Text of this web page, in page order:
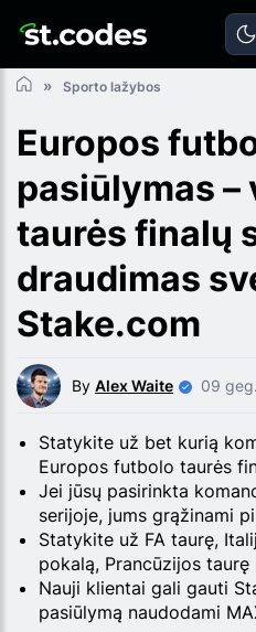
Sporto lažybos
Europos
pasiūlymas –
taurės finalų
draudimas
Stake.com
By Alex Waite 09
Statykite už bet kurią
Europos futbolo taurės
Jei jūsų pasirinkta
serijoje, jums grąžinami
Statykite už FA taurę,
pokalą, Prancūzijos
Nauji klientai gali gauti
pasiūlymą naudodami